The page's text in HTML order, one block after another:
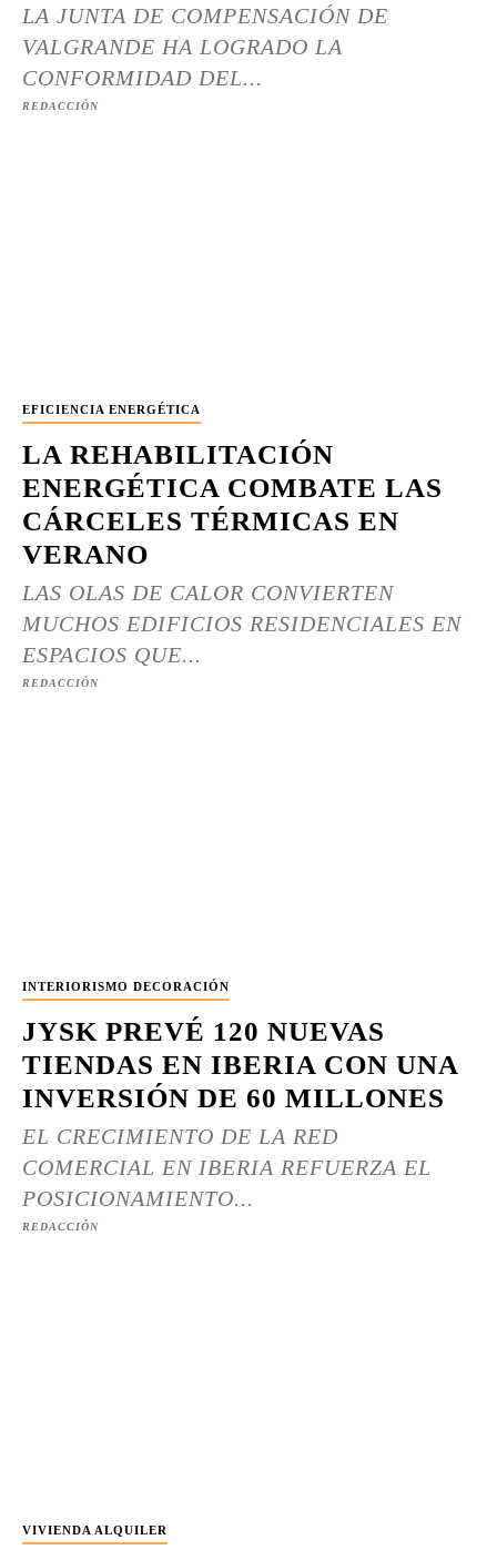
LA JUNTA DE COMPENSACIÓN DE
VALGRANDE HA LOGRADO LA
CONFORMIDAD DEL...
REDACCIÓN
EFICIENCIA ENERGÉTICA
LA REHABILITACIÓN
ENERGÉTICA COMBATE LAS
CÁRCELES TÉRMICAS EN
VERANO
LAS OLAS DE CALOR CONVIERTEN
MUCHOS EDIFICIOS RESIDENCIALES EN
ESPACIOS QUE...
REDACCIÓN
INTERIORISMO DECORACIÓN
JYSK PREVÉ 120 NUEVAS
TIENDAS EN IBERIA CON UNA
INVERSIÓN DE 60 MILLONES
EL CRECIMIENTO DE LA RED
COMERCIAL EN IBERIA REFUERZA EL
POSICIONAMIENTO...
REDACCIÓN
VIVIENDA ALQUILER